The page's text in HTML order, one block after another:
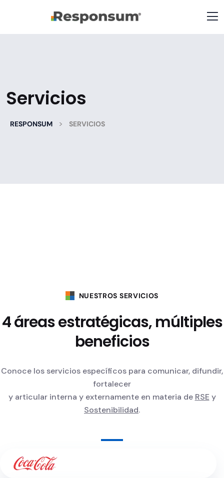
Servicios
RESPONSUM > SERVICIOS
NUESTROS SERVICIOS
4 áreas estratégicas, múltiples
beneficios
Conoce los servicios específicos para comunicar, difundir,
fortalecer
y articular interna y externamente en materia de RSE y
Sostenibilidad.